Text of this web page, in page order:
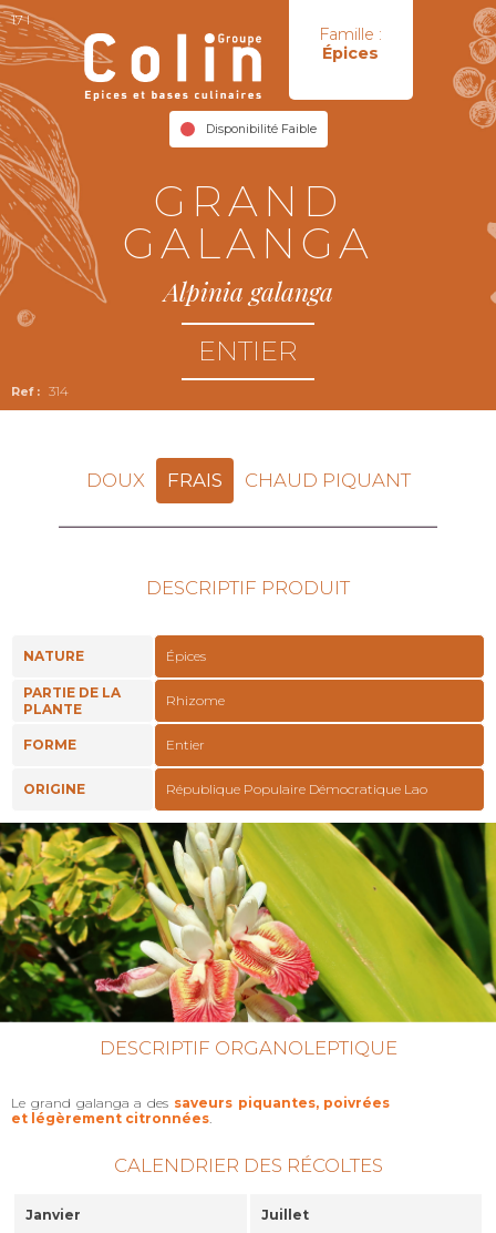
Famille :
Épices
Disponibilité Faible
17 I
314
GRAND
GALANGA
Alpinia galanga
ENTIER
DOUX FRAIS CHAUD PIQUANT
DESCRIPTIF PRODUIT
NATURE Épices
PARTIE DE LA
PLANTE
Rhizome
FORME Entier
ORIGINE République Populaire Démocratique Lao
DESCRIPTIF ORGANOLEPTIQUE
Le grand galanga a des saveurs piquantes, poivrées
et légèrement citronnées
CALENDRIER DES RÉCOLTES
Janvier Juillet